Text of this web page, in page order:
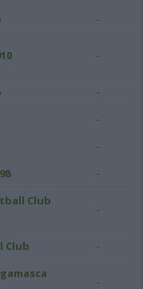
-
-
-
-
-
-
Club
-
Club -
-